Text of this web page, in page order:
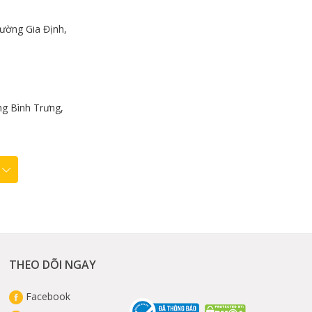
các
Gia Định,
Bình Trưng,
THEO DÕI NGAY
Facebook